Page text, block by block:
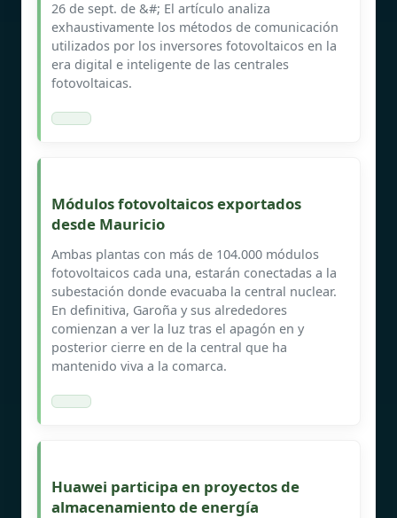
26 de sept. de &#; El artículo analiza
exhaustivamente los métodos de comunicación
utilizados por los inversores fotovoltaicos en la
era digital e inteligente de las centrales
fotovoltaicas.
Módulos fotovoltaicos exportados
desde Mauricio
Ambas plantas con más de 104.000 módulos
fotovoltaicos cada una, estarán conectadas a la
subestación donde evacuaba la central nuclear.
En definitiva, Garoña y sus alrededores
comienzan a ver la luz tras el apagón en y
posterior cierre en de la central que ha
mantenido viva a la comarca.
Huawei participa en proyectos de
almacenamiento de energía